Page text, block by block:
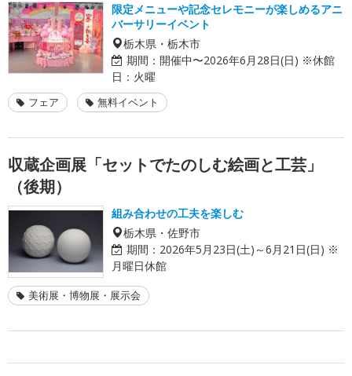
限定メニューや記念セレモニーが楽しめるアニ
バーサリーイベント
栃木県・栃木市
期間： 開催中〜2026年6月28日(日) ※休館
日：火曜
フェア 無料イベント
収蔵企画展「セットでたのしむ絵画と工芸」
（後期）
組み合わせの工夫を楽しむ
栃木県・佐野市
期間： 2026年5月23日(土)～6月21日(日) ※
月曜日休館
美術展・博物展・展示会